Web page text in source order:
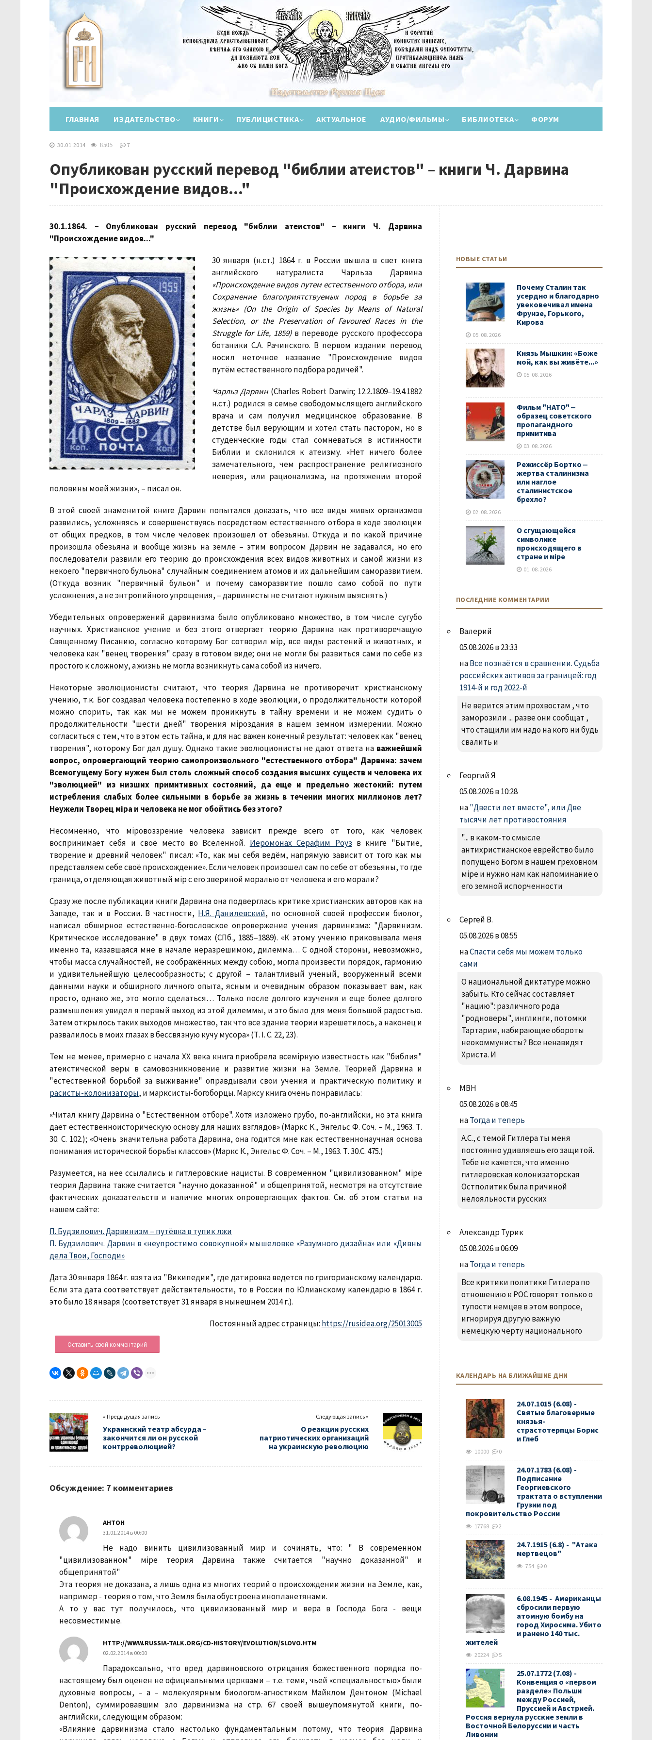
ГЛАВНАЯ ИЗДАТЕЛЬСТВО КНИГИ ПУБЛИЦИСТИКА АКТУАЛЬНОЕ АУДИО/ФИЛЬМЫ БИБЛИОТЕКА ФОРУМ
30.01.2014 8505 7
Опубликован русский перевод "библии атеистов" – книги Ч. Дарвина
"Происхождение видов..."
30.1.1864. – Опубликован русский перевод "библии атеистов" – книги Ч. Дарвина
"Происхождение видов..."
30 января (н.ст.) 1864 г. в России вышла в свет книга
английского натуралиста Чарльза Дарвина
«Происхождение видов путем естественного отбора, или
Сохранение благоприятствуемых пород в борьбе за
жизнь» (On the Origin of Species by Means of Natural
Selection, or the Preservation of Favoured Races in the
Struggle for Life, 1859)в переводе русского профессора
ботаники С.А. Рачинского. В первом издании перевод
носил неточное название "Происхождение видов
путём естественного подбора родичей".
Чарльз Дарвин(Charles Robert Darwin; 12.2.1809–19.4.1882
н.ст.) родился в семье свободомыслящего английского
врача и сам получил медицинское образование. В
детстве был верующим и хотел стать пастором, но в
студенческие годы стал сомневаться в истинности
Библии и склонился к атеизму. «Нет ничего более
замечательного, чем распространение религиозного
неверия, или рационализма, на протяжении второй
половины моей жизни», – писал он.
В этой своей знаменитой книге Дарвин попытался доказать, что все виды живых организмов
развились, усложняясь и совершенствуясь посредством естественного отбора в ходе эволюции
от общих предков, в том числе человек произошел от обезьяны. Откуда и по какой причине
произошла обезьяна и вообще жизнь на земле – этим вопросом Дарвин не задавался, но его
последователи развили его теорию до происхождения всех видов животных и самой жизни из
некоего "первичного бульона" случайным соединением атомов и их дальнейшим саморазвитием.
(Откуда возник "первичный бульон" и почему саморазвитие пошло само собой по пути
усложнения, а не энтропийного упрощения, – дарвинисты не считают нужным выяснять.)
Убедительных опровержений дарвинизма было опубликовано множество, в том числе сугубо
научных. Христианское учение и без этого отвергает теорию Дарвина как противоречащую
Священному Писанию, согласно которому Бог сотворил мiр, все виды растений и животных, и
человека как "венец творения" сразу в готовом виде; они не могли бы развиться сами по себе из
простого к сложному, а жизнь не могла возникнуть сама собой из ничего.
Некоторые эволюционисты считают, что теория Дарвина не противоречит христианскому
учению, т.к. Бог создавал человека постепенно в ходе эволюции, о продолжительности которой
можно спорить, так как мы не можем проникнуть в тайну времени и не можем судить о
продолжительности "шести дней" творения мiроздания в нашем земном измерении. Можно
согласиться с тем, что в этом есть тайна, и для нас важен конечный результат: человек как "венец
творения", которому Бог дал душу. Однако такие эволюционисты не дают ответа на важнейший
вопрос, опровергающий теорию самопроизвольного "естественного отбора" Дарвина: зачем
Всемогущему Богу нужен был столь сложный способ создания высших существ и человека их
"эволюцией" из низших примитивных состояний, да еще и предельно жестокий: путем
истребления слабых более сильными в борьбе за жизнь в течении многих миллионов лет?
Неужели Творец мiра и человека не мог обойтись без этого?
Несомненно, что мiровоззрение человека зависит прежде всего от того, как человек
воспринимает себя и своё место во Вселенной. Иеромонах Серафим Роуз в книге "Бытие,
творение и древний человек" писал: «То, как мы себя ведём, напрямую зависит от того как мы
представляем себе своё происхождение». Если человек произошел сам по себе от обезьяны, то где
граница, отделяющая животный мiр с его звериной моралью от человека и его морали?
Сразу же после публикации книги Дарвина она подверглась критике христианских авторов как на
Западе, так и в России. В частности, Н.Я. Данилевский, по основной своей профессии биолог,
написал обширное естественно-богословское опровержение учения дарвинизма: "Дарвинизм.
Критическое исследование" в двух томах (СПб., 1885–1889). «К этому учению приковывала меня
именно та, казавшаяся мне в начале неразрешимою, дилемма… С одной стороны, невозможно,
чтобы масса случайностей, не соображённых между собою, могла произвести порядок, гармонию
и удивительнейшую целесообразность; с другой – талантливый ученый, вооруженный всеми
данными науки и обширного личного опыта, ясным и очевидным образом показывает вам, как
просто, однако же, это могло сделаться… Только после долгого изучения и еще более долгого
размышления увидел я первый выход из этой дилеммы, и это было для меня большой радостью.
Затем открылось таких выходов множество, так что все здание теории изрешетилось, а наконец и
развалилось в моих глазах в бессвязную кучу мусора» (Т. I. С. 22, 23).
Тем не менее, примерно с начала ХХ века книга приобрела всемiрную известность как "библия"
атеистической веры в самовозникновение и развитие жизни на Земле. Теорией Дарвина и
"естественной борьбой за выживание" оправдывали свои учения и практическую политику и
расисты-колонизаторы, и марксисты-богоборцы. Марксу книга очень понравилась:
«Читал книгу Дарвина о "Естественном отборе". Хотя изложено грубо, по-английски, но эта книга
дает естественноисторическую основу для наших взглядов» (Маркс К., Энгельс Ф. Соч. – М., 1963. Т.
30. С. 102.); «Очень значительна работа Дарвина, она годится мне как естественнонаучная основа
понимания исторической борьбы классов» (Маркс К., Энгельс Ф. Соч. – М., 1963. Т. 30.С. 475.)
Разумеется, на нее ссылались и гитлеровские нацисты. В современном "цивилизованном" мiре
теория Дарвина также считается "научно доказанной" и общепринятой, несмотря на отсутствие
фактических доказательств и наличие многих опровергающих фактов. См. об этом статьи на
нашем сайте:
П. Будзилович. Дарвинизм – путёвка в тупик лжи
П. Будзилович. Дарвин в «неупростимо совокупной» мышеловке «Разумного дизайна» или «Дивны
дела Твои, Господи»
Дата 30 января 1864 г. взята из "Википедии", где датировка ведется по григорианскому календарю.
Если эта дата соответствует действительности, то в России по Юлианскому календарю в 1864 г.
это было 18 января (соответствует 31 января в нынешнем 2014 г.).
Постоянный адрес страницы: https://rusidea.org/25013005
Оставить свой комментарий
« Предыдущая запись
Украинский театр абсурда –
закончится ли он русской
контрреволюцией?
Следующая запись »
О реакции русских
патриотических организаций
на украинскую революцию
Обсуждение: 7 комментариев
АНТОН
31.01.2014 в 00:00
Не надо винить цивилизованный мир и сочинять, что: " В современном
"цивилизованном" мiре теория Дарвина также считается "научно доказанной" и
общепринятой"
Эта теория не доказана, а лишь одна из многих теорий о происхождении жизни на Земле, как,
например - теория о том, что Земля была обустроена инопланетянами.
А то у вас тут получилось, что цивилизованный мир и вера в Господа Бога - вещи
несовместимые.
HTTP://WWW.RUSSIA-TALK.ORG/CD-HISTORY/EVOLUTION/SLOVO.HTM
02.02.2014 в 00:00
Парадоксально, что вред дарвиновского отрицания божественного порядка по-
настоящему был оценен не официальными церквами – т.е. теми, чьей «специальностью» были
духовные вопросы, – а – молекулярным биологом-агностиком Майклом Дентоном (Michael
Denton), суммировавшим зло дарвинизма на стр. 67 своей вышеупомянутой книги, по-
английски, следующим образом:
«Влияние дарвинизма стало настолько фундаментальным потому, что теория Дарвина
НОВЫЕ СТАТЬИ
Почему Сталин так
усердно и благодарно
увековечивал имена
Фрунзе, Горького,
Кирова
05. 08. 2026
Князь Мышкин: «Боже
мой, как вы живёте...»
05. 08. 2026
Фильм "НАТО" ‒
образец советского
пропагандного
примитива
03. 08. 2026
Режиссёр Бортко ‒
жертва сталинизма
или наглое
сталинистское
брехло?
02. 08. 2026
О сгущающейся
символике
происходящего в
стране и мiре
01. 08. 2026
ПОСЛЕДНИЕ КОММЕНТАРИИ
Валерий
05.08.2026 в 23:33
наВсе познаётся в сравнении. Судьба
российских активов за границей: год
1914-й и год 2022-й
Не верится этим прохвостам , что
заморозили ... разве они сообщат ,
что стащили им надо на кого ни будь
свалить и
Георгий Я
05.08.2026 в 10:28
на"Двести лет вместе", или Две
тысячи лет противостояния
"... в каком-то смысле
антихристианское еврейство было
попущено Богом в нашем греховном
міре и нужно нам как напоминание о
его земной испорченности
Сергей В.
05.08.2026 в 08:55
наСпасти себя мы можем только
сами
О национальной диктатуре можно
забыть. Кто сейчас составляет
"нацию": различного рода
"родноверы", инглинги, потомки
Тартарии, набирающие обороты
неокоммунисты? Все ненавидят
Христа. И
МВН
05.08.2026 в 08:45
наТогда и теперь
А.С., с темой Гитлера ты меня
постоянно удивляешь его защитой.
Тебе не кажется, что именно
гитлеровская колонизаторская
Остполитик была причиной
нелояльности русских
Александр Турик
05.08.2026 в 06:09
наТогда и теперь
Все критики политики Гитлера по
отношению к РОС говорят только о
тупости немцев в этом вопросе,
игнорируя другую важную
немецкую черту национального
КАЛЕНДАРЬ НА БЛИЖАЙШИЕ ДНИ
24.07.1015 (6.08) -
Святые благоверные
князья-
страстотерпцы Борис
и Глеб
10000 0
24.07.1783 (6.08) -
Подписание
Георгиевского
трактата о вступлении
Грузии под
покровительство России
17768 2
24.7.1915 (6.8) - "Атака
мертвецов"
754 0
6.08.1945 - Американцы
сбросили первую
атомную бомбу на
город Хиросима. Убито
и ранено 140 тыс.
жителей
20224 5
25.07.1772 (7.08) -
Конвенция о «первом
разделе» Польши
между Россией,
Пруссией и Австрией.
Россия вернула русские земли в
Восточной Белоруссии и часть
Ливонии